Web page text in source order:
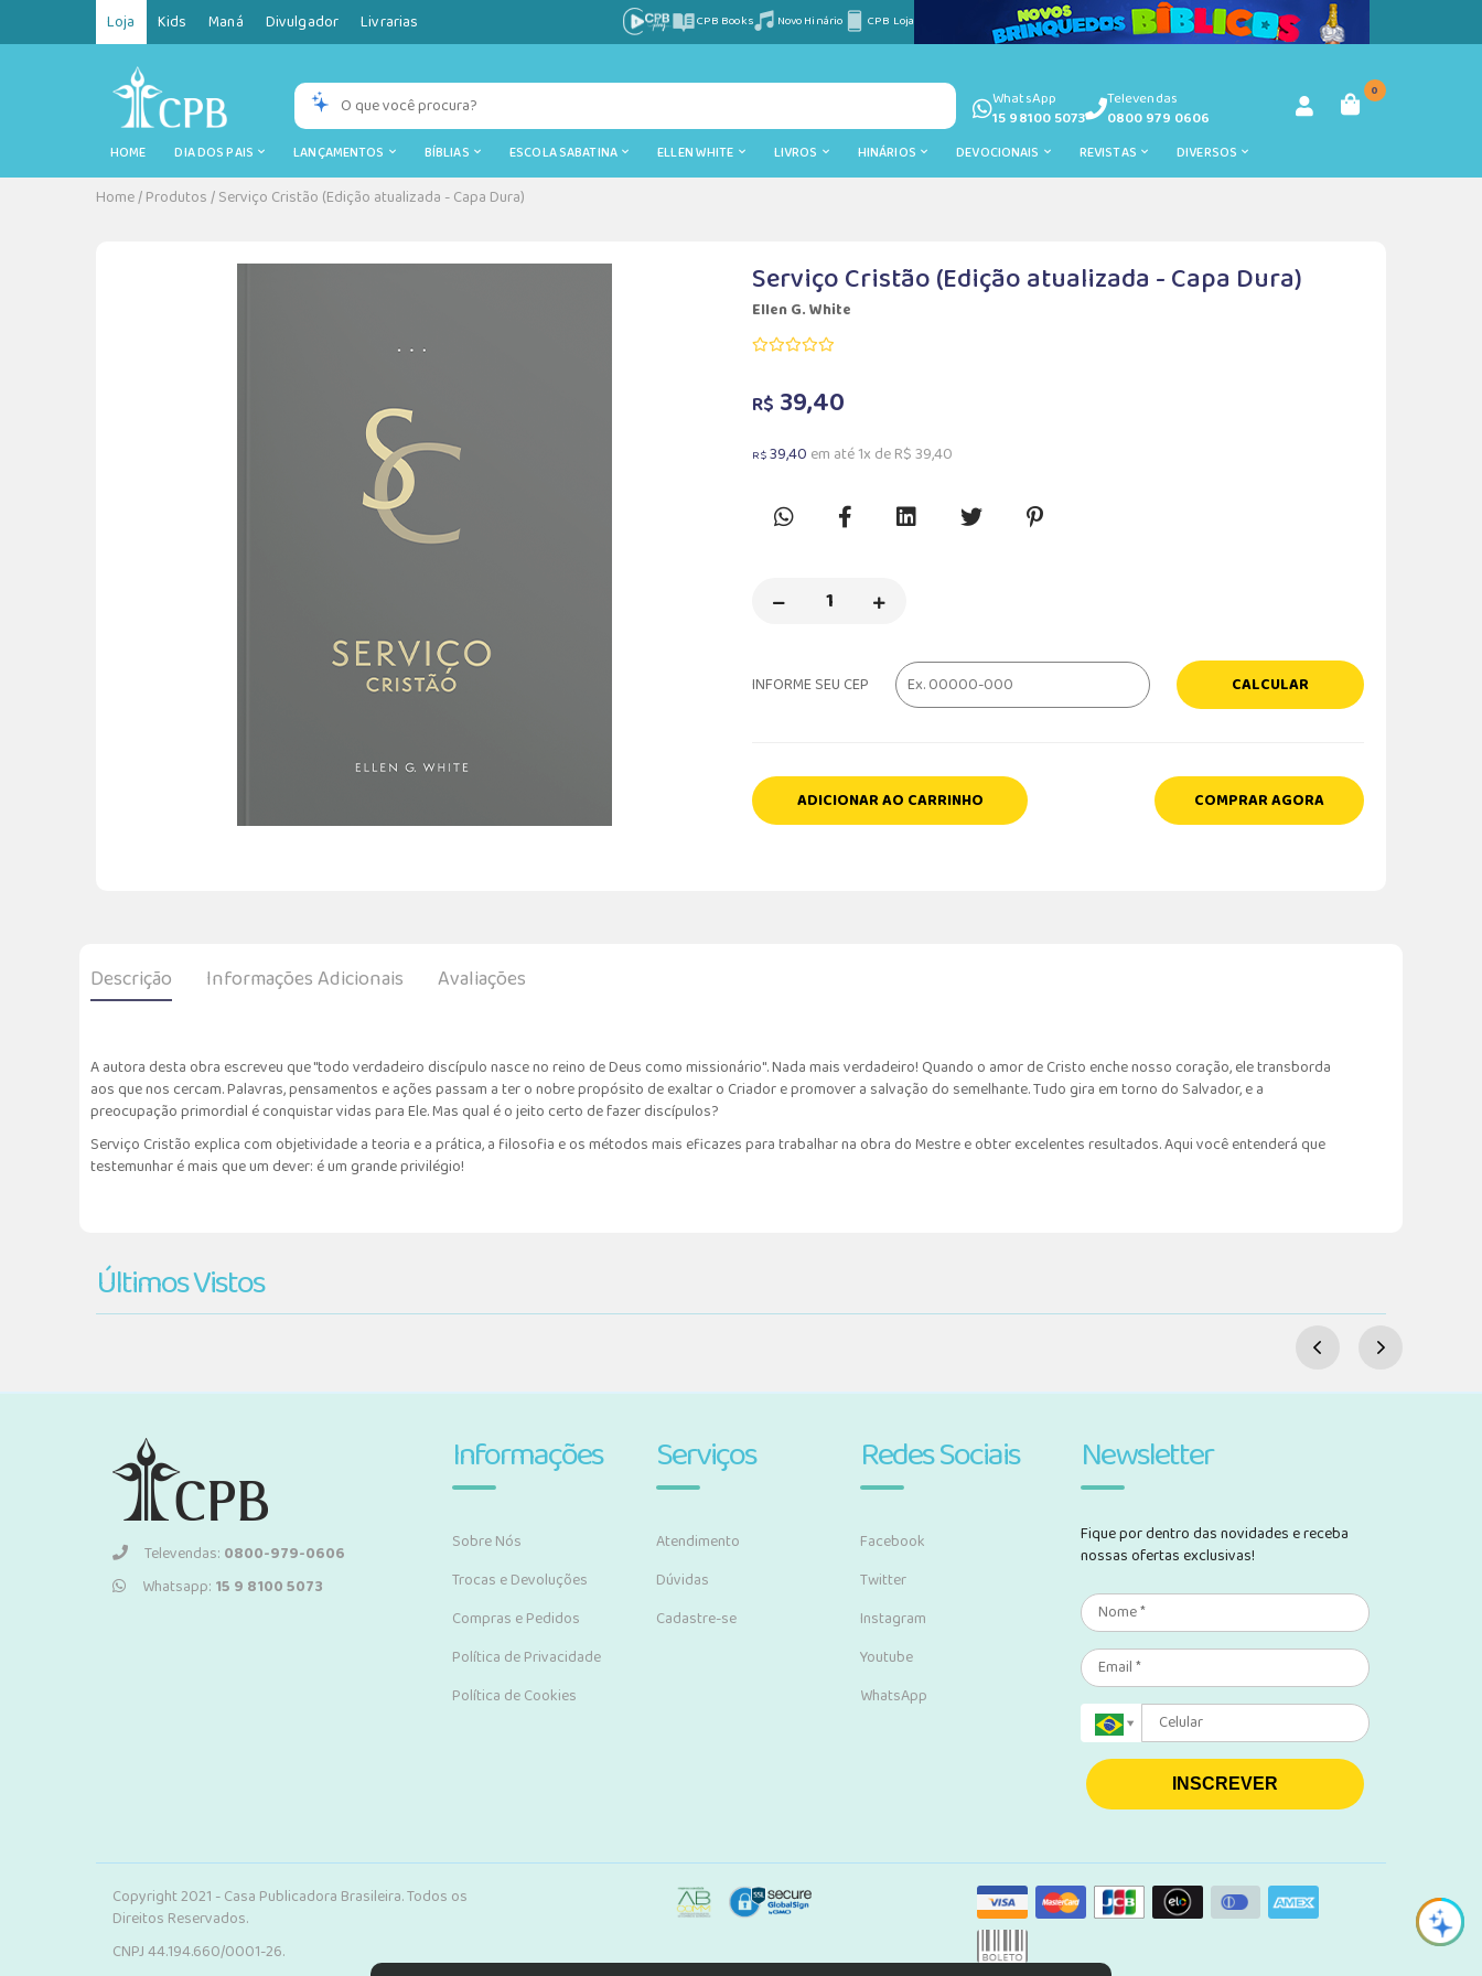
Loja Kids Maná Divulgador Livrarias CPB Books Novo Hinário CPB Loja
WhatsApp
15 98100 5073
Televendas
0800 979 0606
0
HOME DIA DOS PAIS LANÇAMENTOS BÍBLIAS ESCOLA SABATINA ELLEN WHITE LIVROS HINÁRIOS DEVOCIONAIS REVISTAS DIVERSOS
Home/Produtos/Serviço Cristão (Edição atualizada - Capa Dura)
Serviço Cristão (Edição atualizada - Capa Dura)
Ellen G. White
R$ 39,40
R$39,40 em até 1x de R$ 39,40
INFORME SEU CEP CALCULAR
ADICIONAR AO CARRINHO COMPRAR AGORA
Descrição Informações Adicionais Avaliações
A autora desta obra escreveu que "todo verdadeiro discípulo nasce no reino de Deus como missionário". Nada mais verdadeiro! Quando o amor de Cristo enche nosso coração, ele transborda
aos que nos cercam. Palavras, pensamentos e ações passam a ter o nobre propósito de exaltar o Criador e promover a salvação do semelhante. Tudo gira em torno do Salvador, e a
preocupação primordial é conquistar vidas para Ele. Mas qual é o jeito certo de fazer discípulos?
Serviço Cristão explica com objetividade a teoria e a prática, a filosofia e os métodos mais eficazes para trabalhar na obra do Mestre e obter excelentes resultados. Aqui você entenderá que
testemunhar é mais que um dever: é um grande privilégio!
Últimos Vistos
Televendas: 0800-979-0606
Whatsapp: 15 9 8100 5073
Informações
Sobre Nós
Trocas e Devoluções
Compras e Pedidos
Política de Privacidade
Política de Cookies
Serviços
Atendimento
Dúvidas
Cadastre-se
Redes Sociais
Facebook
Twitter
Instagram
Youtube
WhatsApp
Newsletter
Fique por dentro das novidades e receba
nossas ofertas exclusivas!
INSCREVER
Copyright 2021 - Casa Publicadora Brasileira. Todos os
Direitos Reservados.
CNPJ 44.194.660/0001-26.